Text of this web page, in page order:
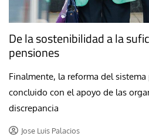
De la sostenibilidad a la
pensiones
Finalmente, la reforma del
concluido con el apoyo de las
discrepancia
Jose Luis Palacios